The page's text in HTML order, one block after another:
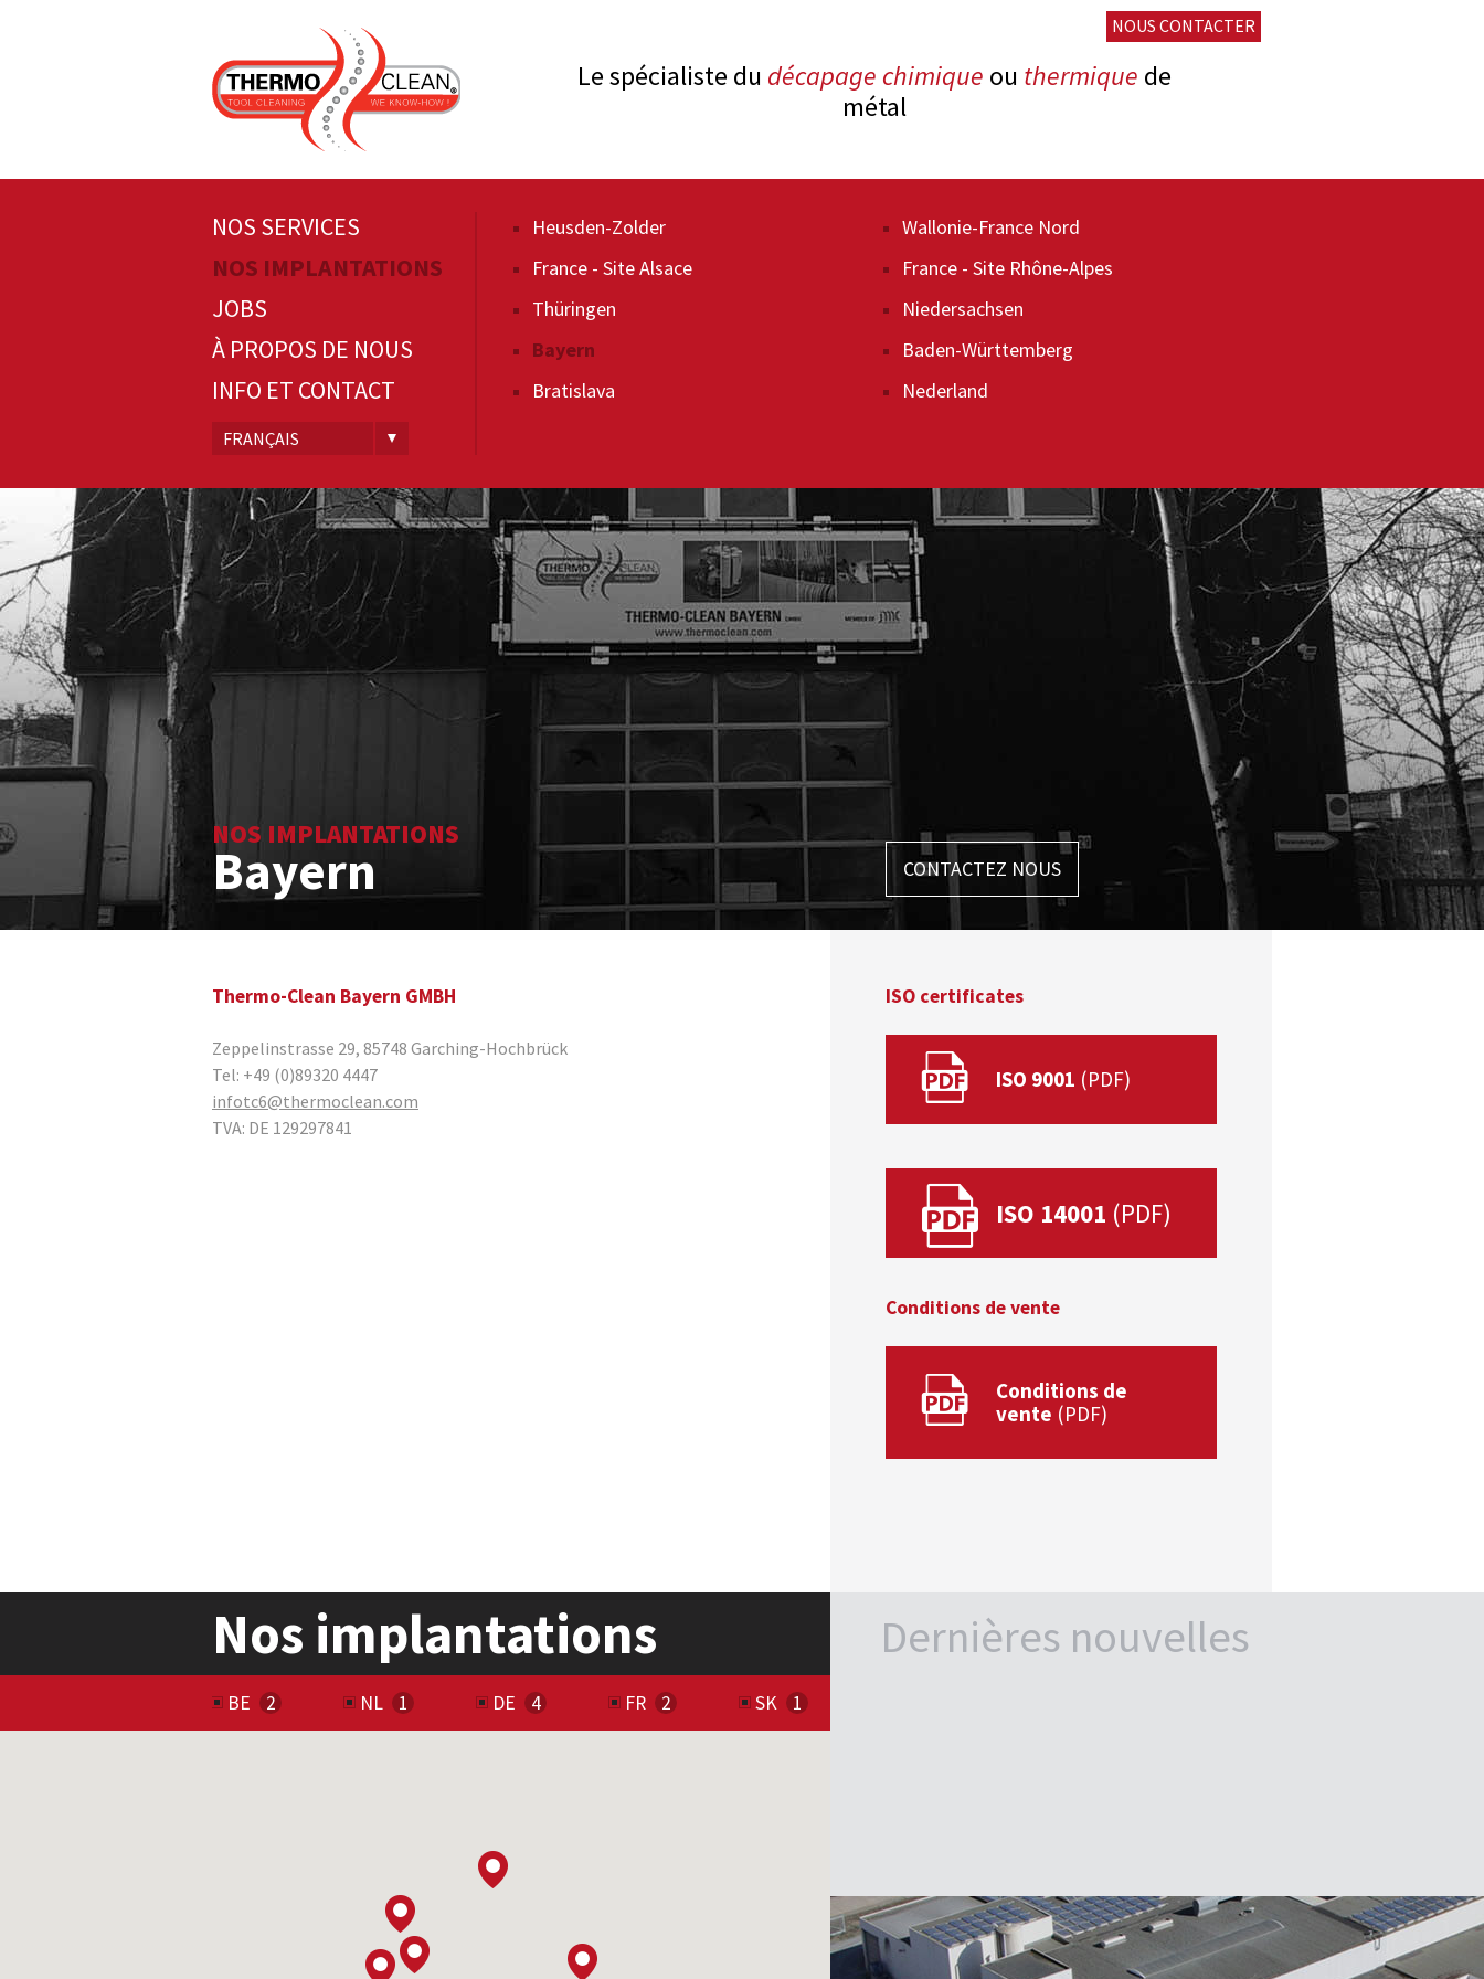
Le spécialiste du décapage chimique ou thermique de
métal
NOUS CONTACTER
NOS SERVICES Décapage
Enlèvement de plastique
Traitement de recuit
Nettoyage d’échangeurs thermiques
Recyclage
Décapage de véhicules
Nettoyage de filtres
Techniques de traitement subséquent
NOS IMPLANTATIONS
Heusden-Zolder
Wallonie-France Nord
France - Site Alsace
France - Site Rhône-Alpes
Thüringen
Niedersachsen
Bayern
Baden-Württemberg
Bratislava
Nederland
JOBS
À PROPOS DE NOUS
INFO ET CONTACT
FRANÇAIS
NOS IMPLANTATIONS
Bayern CONTACTEZ NOUS
Thermo-Clean Bayern GMBH
Zeppelinstrasse 29, 85748 Garching-Hochbrück
Tel: +49 (0)89320 4447
infotc6@thermoclean.com
TVA: DE 129297841
ISO certificates
ISO 9001
ISO 14001
Conditions de vente
Conditions de
vente
Dernières nouvelles
Nos implantations
BE NL DE FR SK